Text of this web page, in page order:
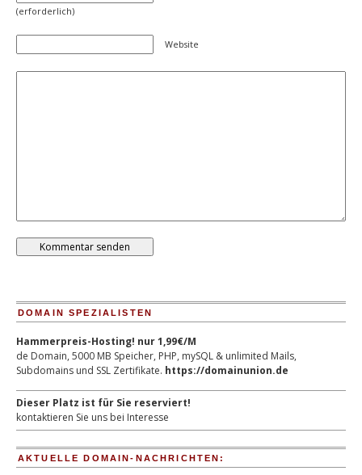
(erforderlich)
Website
DOMAIN SPEZIALISTEN
Hammerpreis-Hosting! nur 1,99€/M
de Domain, 5000 MB Speicher, PHP, mySQL & unlimited Mails,
Subdomains und SSL Zertifikate. https://domainunion.de
Dieser Platz ist für Sie reserviert!
kontaktieren Sie uns bei Interesse
AKTUELLE DOMAIN-NACHRICHTEN: